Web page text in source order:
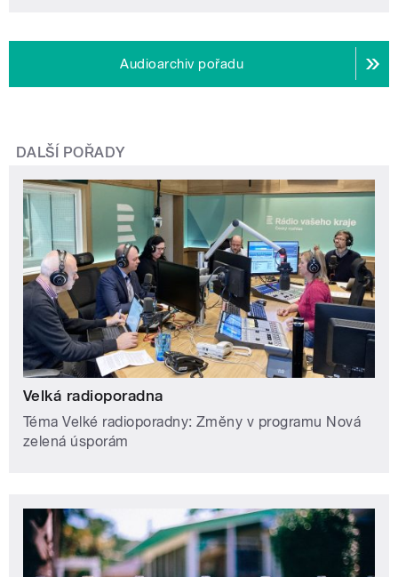
Audioarchiv pořadu
DALŠÍ POŘADY
Velká radioporadna
Téma Velké radioporadny: Změny v programu Nová
zelená úsporám